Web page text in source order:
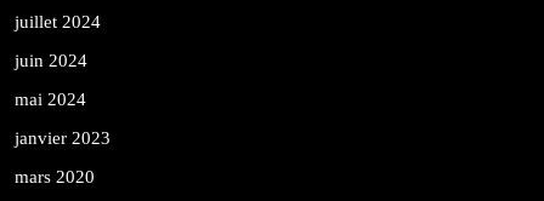
juillet 2024
juin 2024
mai 2024
janvier 2023
mars 2020